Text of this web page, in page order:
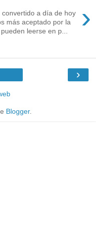
›
a día de hoy
más aceptado por la
leerse en p...
›
Blogger.